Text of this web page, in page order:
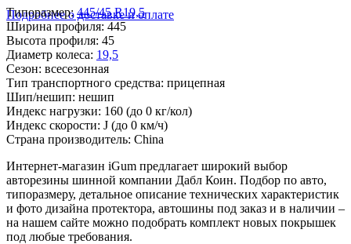
Подробнее о доставке и оплате
Типоразмер:445/45 R19,5
Ширина профиля: 445
Высота профиля: 45
Диаметр колеса: 19,5
Сезон: всесезонная
Тип транспортного средства: прицепная
Шип/нешип: нешип
Индекс нагрузки: 160 (до 0 кг/кол)
Индекс скорости: J (до 0 км/ч)
Страна производитель: China
Интернет-магазин iGum предлагает широкий выбор
авторезины шинной компании Дабл Коин. Подбор по авто,
типоразмеру, детальное описание технических характеристик
и фото дизайна протектора, автошины под заказ и в наличии –
на нашем сайте можно подобрать комплект новых покрышек
под любые требования.